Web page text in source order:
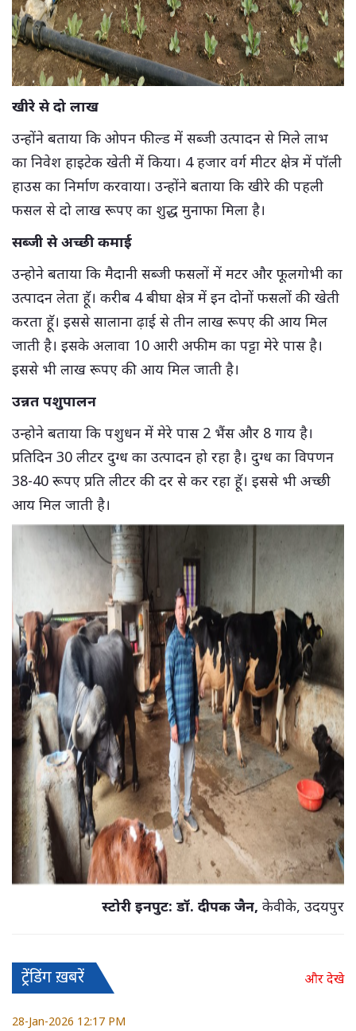
खीरे से दो लाख
उन्होंने बताया कि ओपन फील्ड में सब्जी उत्पादन से मिले लाभ
का निवेश हाइटेक खेती में किया। 4 हजार वर्ग मीटर क्षेत्र में पॉली
हाउस का निर्माण करवाया। उन्होंने बताया कि खीरे की पहली
फसल से दो लाख रूपए का शुद्ध मुनाफा मिला है।
सब्जी से अच्छी कमाई
उन्होने बताया कि मैदानी सब्जी फसलों में मटर और फूलगोभी का
उत्पादन लेता हॅू। करीब 4 बीघा क्षेत्र में इन दोनों फसलों की खेती
करता हॅू। इससे सालाना ढ़ाई से तीन लाख रूपए की आय मिल
जाती है। इसके अलावा 10 आरी अफीम का पट्टा मेरे पास है।
इससे भी लाख रूपए की आय मिल जाती है।
उन्नत पशुपालन
उन्होने बताया कि पशुधन में मेरे पास 2 भैंस और 8 गाय है।
प्रतिदिन 30 लीटर दुग्ध का उत्पादन हो रहा है। दुग्ध का विपणन
38-40 रूपए प्रति लीटर की दर से कर रहा हॅू। इससे भी अच्छी
आय मिल जाती है।
स्टोरी इनपुट: डॉ. दीपक जैन, केवीके, उदयपुर
ट्रेंडिंग ख़बरें और देखे
28-Jan-2026 12:17 PM